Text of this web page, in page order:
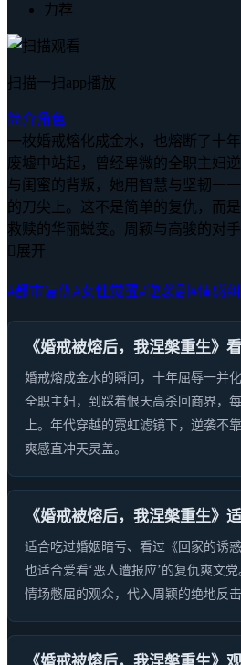
力荐
扫描一扫app播放
简介角色
一枚婚戒熔化成金水，也熔断了十
废墟中站起，曾经卑微的全职主妇
与闺蜜的背叛，她用智慧与坚韧一
的刀尖上。这不是简单的复仇，而
救赎的华丽蜕变。周颖与高骏的对
 展开
#都市复仇#女性觉醒#逆袭剧 #情感
《婚戒被熔后，我涅槃重生》
婚戒熔成金水的瞬间，十年屈辱一并
全职主妇，到踩着恨天高杀回商界，
上。年代穿越的霓虹滤镜下，逆袭不
爽感直冲天灵盖。
《婚戒被熔后，我涅槃重生》
适合吃过婚姻暗亏、看过《回家的诱
也适合爱看‘恶人遭报应’的复仇爽文
情场憋屈的观众，代入周颖的绝地反